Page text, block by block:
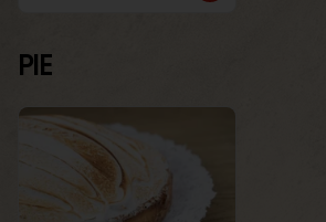
PIE